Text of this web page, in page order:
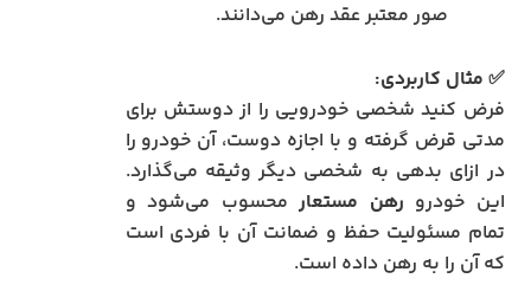
صور معتبر عقد رهن می‌دانند.
✅ مثال کاربردی:
فرض کنید شخصی خودرویی را از دوستش برای
مدتی قرض گرفته و با اجازه دوست، آن خودرو را
در ازای بدهی به شخصی دیگر وثیقه می‌گذارد.
این خودرو رهن مستعارمحسوب می‌شود و
تمام مسئولیت حفظ و ضمانت آن با فردی است
که آن را به رهن داده است.